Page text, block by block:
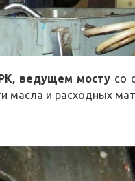
ведущем мосту со
масла и расходных